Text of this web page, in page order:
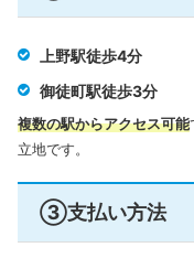
上野駅徒歩4分
御徒町駅徒歩3分
複数の駅からアクセス可能
立地です。
③支払い方法